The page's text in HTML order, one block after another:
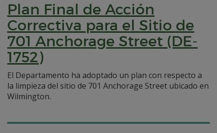
Plan Final de Acción
Correctiva para el Sitio de
701 Anchorage Street (DE-
1752)
El Departamento ha adoptado un plan con respecto a
la limpieza del sitio de 701 Anchorage Street ubicado en
Wilmington.